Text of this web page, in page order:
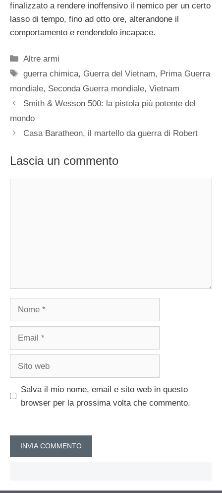
finalizzato a rendere inoffensivo il nemico per un certo
lasso di tempo, fino ad otto ore, alterandone il
comportamento e rendendolo incapace.
Categorie
Altre armi
Tag
guerra chimica, Guerra del Vietnam, Prima Guerra
mondiale, Seconda Guerra mondiale, Vietnam
Smith & Wesson 500: la pistola più potente del
mondo
Casa Baratheon, il martello da guerra di Robert
Lascia un commento
Nome
Email
Sito
Salva il mio nome, email e sito web in questo
browser per la prossima volta che commento.